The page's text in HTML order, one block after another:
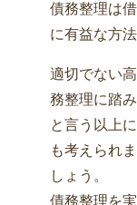
債務整理は
に有益な方
適切でない
務整理に踏
と言う以上
も考えられ
しょう。
債務整理を